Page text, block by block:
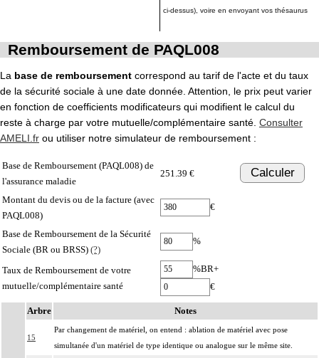
ci-dessus), voire en envoyant vos thésaurus
Remboursement de PAQL008
La base de remboursement correspond au tarif de l'acte et du taux
de la sécurité sociale à une date donnée. Attention, le prix peut varier
en fonction de coefficients modificateurs qui modifient le calcul du
reste à charge par votre mutuelle/complémentaire santé. Consulter
AMELI.fr ou utiliser notre simulateur de remboursement :
Base de Remboursement (PAQL008) de
l'assurance maladie
251.39 € Calculer
Montant du devis ou de la facture (avec
PAQL008)
€
Base de Remboursement de la Sécurité
Sociale (BR ou BRSS) (?)
%
Taux de Remboursement de votre
mutuelle/complémentaire santé
%BR+
€
Arbre Notes
15
Par changement de matériel, on entend : ablation de matériel avec pose
simultanée d'un matériel de type identique ou analogue sur le même site.